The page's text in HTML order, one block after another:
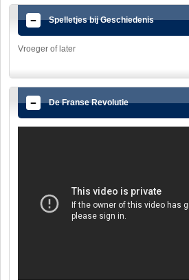
Spelletjes bij Geschiedenis
Vroeger of later
De Franse Revolutie